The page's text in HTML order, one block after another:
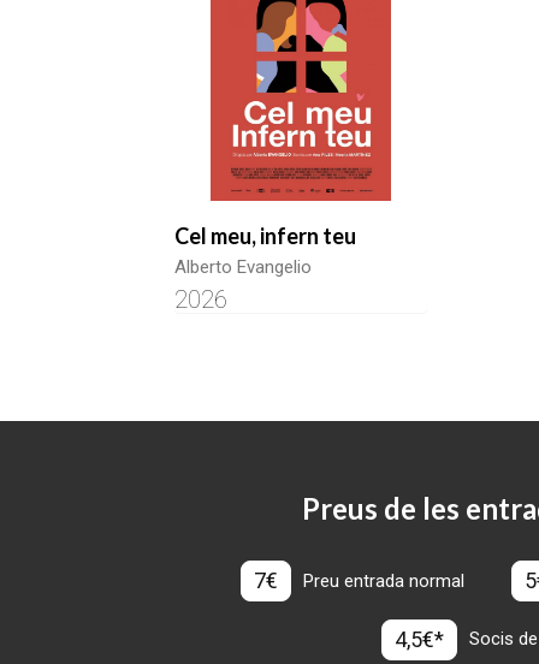
Cel meu, infern teu
Alberto Evangelio
2026
Preus de les
7€ Preu entrada normal
4,5€* Socis